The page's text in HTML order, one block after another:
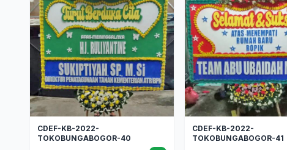
CDEF-KB-2022-
TOKOBUNGABOGOR-40
CDEF-KB-2022-
TOKOBUNGABOGOR-41